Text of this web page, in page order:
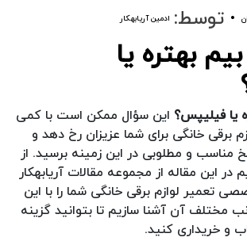
توسط: ادمین آریابهکار
بهتره یا
یا فیلیپس؟ این سؤال ممکن است با کمی
برقی خانگی برای شما عزیزان رخ دهد و
مناسب و مطلوبی در این زمینه برسید. از
در این مقاله از مجموعه مقالات آریابهکار
تعمیر لوازم برقی خانگی شما را با این
مختلف آن آشنا سازیم تا بتوانید گزینه
و خریداری کنید.